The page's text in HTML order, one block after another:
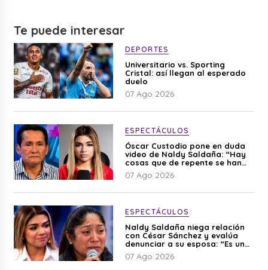
Te puede interesar
DEPORTES
Universitario vs. Sporting
Cristal: así llegan al esperado
duelo
07 Ago 2026
ESPECTÁCULOS
Óscar Custodio pone en duda
video de Naldy Saldaña: “Hay
cosas que de repente se han
editado”
07 Ago 2026
ESPECTÁCULOS
Naldy Saldaña niega relación
con César Sánchez y evalúa
denunciar a su esposa: “Es una
difamación”
07 Ago 2026